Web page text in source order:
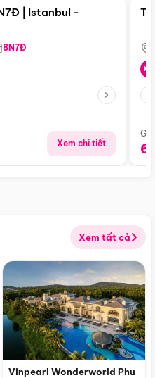
| Istanbul -
8N7Đ
Xem chi tiết
Xem tất cả
Vinpearl Wonderworld Phu